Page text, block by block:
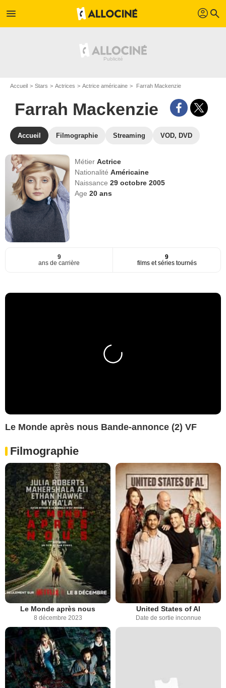
menu profil search
Accueil Stars Actrices Actrice américaine Farrah Mackenzie
Farrah Mackenzie
Accueil Filmographie Streaming VOD, DVD
MétierActrice
NationalitéAméricaine
Naissance29 octobre 2005
Age20 ans
9
ans de carrière
9
films et séries tournés
Le Monde après nous Bande-annonce (2) VF
Filmographie
Le Monde après nous
8 décembre 2023
United States of Al
Date de sortie inconnue